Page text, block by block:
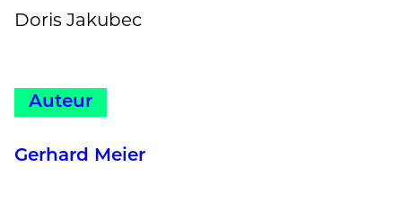
Doris Jakubec
Auteur
Gerhard Meier